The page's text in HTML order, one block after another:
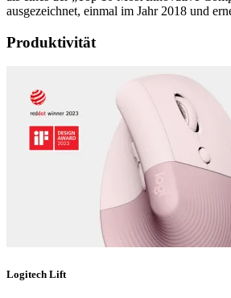
ausgezeichnet, einmal im Jahr 2018 und
Produktivität
Logitech Lift